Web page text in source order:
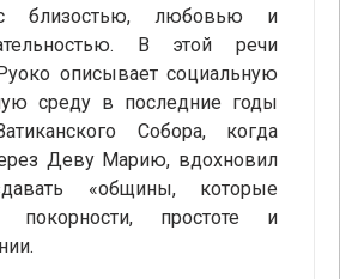
близостью, любовью и
В этой речи
описывает социальную
среду в последние годы
Собора, когда
Деву Марию, вдохновил
«общины, которые
простоте и